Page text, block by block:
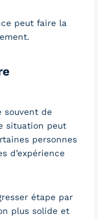
peut faire la
souvent de
situation peut
personnes
d’expérience
étape par
plus solide et